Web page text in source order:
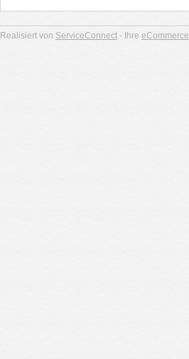
Realisiert von ServiceConnect - Ihre eCommerce